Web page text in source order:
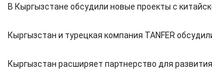
В Кыргызстане обсудили новые проекты с
Кыргызстан и турецкая компания TANFER
Кыргызстан расширяет партнерство для